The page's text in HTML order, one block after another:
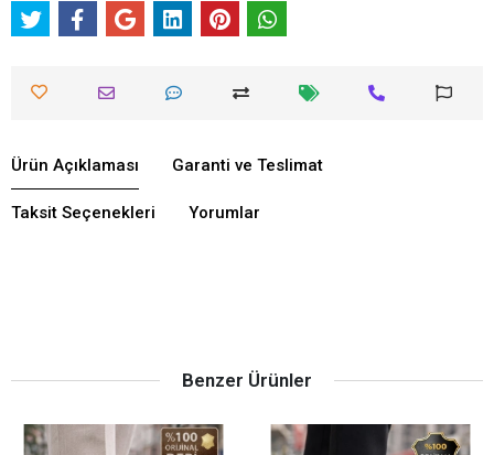
Ürün Açıklaması Garanti ve Teslimat
Taksit Seçenekleri Yorumlar
Benzer Ürünler